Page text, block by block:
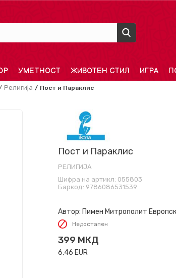
УМЕТНОСТ ЖИВОТЕН СТИЛ ИГРА
Религија Пост и Параклис
Пост и Параклис
РЕЛИГИЈА
Шифра на артикл: 055803
Баркод: 9786086531539
Автор: Пимен Митрополит
Недостапен
399 МКД
6,46 EUR